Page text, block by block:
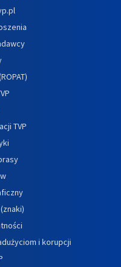
TVP
i korupcji